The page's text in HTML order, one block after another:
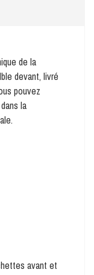
de la
devant, livré
pouvez
la
avant et